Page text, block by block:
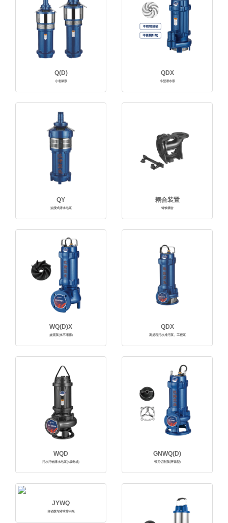
Q(D)
小老鼠泵
QDX
小型潜水泵
QY
油浸式潜水电泵
耦合装置
铸铁耦合
WQ(D)X
旋流泵(永不堵塞)
QDX
高扬程污水排污泵、工程泵
WQD
污水污物潜水电泵(4极电机)
GNWQ(D)
带刀切割泵(环保型)
JYWQ
自动搅匀潜水排污泵